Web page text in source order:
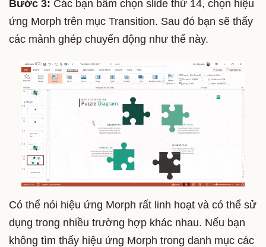
Bước 3: Các bạn bấm chọn slide thứ 14, chọn hiệu
ứng Morph trên mục Transition. Sau đó bạn sẽ thấy
các mảnh ghép chuyển động như thế này.
Có thể nói hiệu ứng Morph rất linh hoạt và có thể sử
dụng trong nhiều trường hợp khác nhau. Nếu bạn
không tìm thấy hiệu ứng Morph trong danh mục các